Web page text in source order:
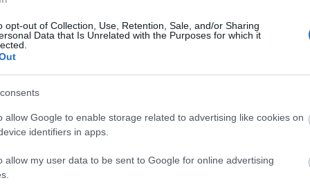
opt-out of Collection, Use, Retention, Sale, and/or Sharing
Data that Is Unrelated with the Purposes for which it
allow Google to enable storage related to advertising like cookies on
identifiers in apps.
allow my user data to be sent to Google for online advertising
పోషకాలతో నిండి ఉంటాయి. 200 గ్రాముల ఉడికించిన, గుజ్జు చేసిన
మరియు 6.6 గ్రాముల ఫైబర్ కూడా ఉంటుంది. ఈ మిశ్రమం
మరియు ఖనిజ కంటెంట్‌లో ఇవి ఉన్నాయి:
213%
44%
15%
ఇ మరియు ఐరన్ కూడా తక్కువ మొత్తంలో ఉంటాయి. వీటిలో అధిక
స్థిరంగా ఉంచుతుంది. ఇది డయాబెటిస్ ఉన్నవారికి లేదా